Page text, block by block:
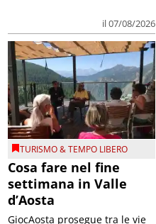
il 07/08/2026
TURISMO & TEMPO LIBERO
Cosa fare nel fine
settimana in Valle
d’Aosta
GiocAosta prosegue tra le vie